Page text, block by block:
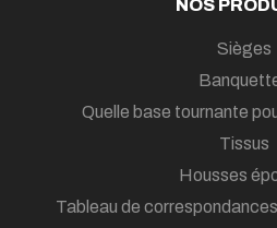
NOS
Sièges
Quelle base tournante
Tissus
Housses
Tableau de